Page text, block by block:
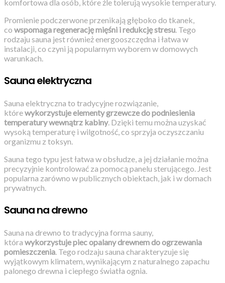
komfortowa dla osób, które źle tolerują wysokie temperatury.
Promienie podczerwone przenikają głęboko do tkanek,
co wspomaga regenerację mięśni i redukcję stresu. Tego
rodzaju sauna jest również energooszczędna i łatwa w
instalacji, co czyni ją popularnym wyborem w domowych
warunkach.
Sauna elektryczna
Sauna elektryczna to tradycyjne rozwiązanie,
którewykorzystuje elementy grzewcze do podniesienia
temperatury wewnątrz kabiny. Dzięki temu można uzyskać
wysoką temperaturę i wilgotność, co sprzyja oczyszczaniu
organizmu z toksyn.
Sauna tego typu jest łatwa w obsłudze, a jej działanie można
precyzyjnie kontrolować za pomocą panelu sterującego. Jest
popularna zarówno w publicznych obiektach, jak i w domach
prywatnych.
Sauna na drewno
Sauna na drewno to tradycyjna forma sauny,
która wykorzystuje piec opalany drewnem do ogrzewania
pomieszczenia. Tego rodzaju sauna charakteryzuje się
wyjątkowym klimatem, wynikającym z naturalnego zapachu
palonego drewna i ciepłego światła ognia.